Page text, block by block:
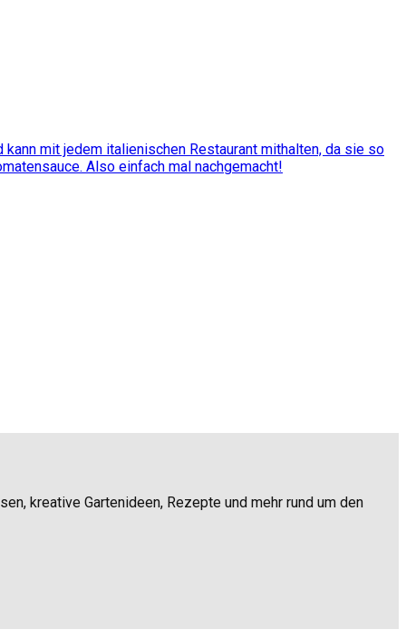
mit jedem italienischen Restaurant mithalten, da sie so
Also einfach mal nachgemacht!
kreative Gartenideen, Rezepte und mehr rund um den